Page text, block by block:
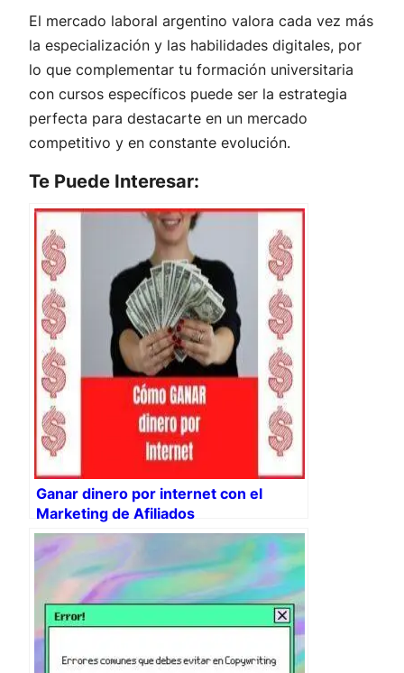
El mercado laboral argentino valora cada vez más
la especialización y las habilidades digitales, por
lo que complementar tu formación universitaria
con cursos específicos puede ser la estrategia
perfecta para destacarte en un mercado
competitivo y en constante evolución.
Te Puede Interesar:
Ganar dinero por internet con el
Marketing de Afiliados